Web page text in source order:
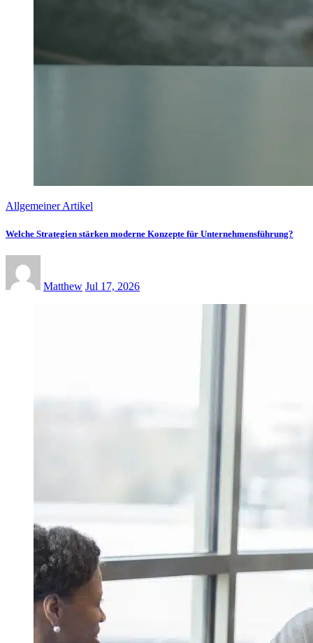
Allgemeiner Artikel
Welche Strategien stärken moderne Konzepte für Unternehmensführung?
Matthew Jul 17, 2026